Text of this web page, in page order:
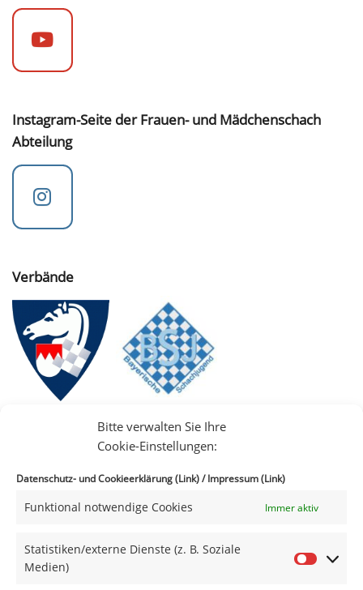
Bitte verwalten Sie Ihre
Cookie-Einstellungen:
Datenschutz- und Cookieerklärung (Link)/Impressum (Link)
Funktional notwendige Cookies Immer aktiv
Statistiken/externe Dienste (z. B. Soziale
Medien)
Instagram-Seite der Frauen- und Mädchenschach
Abteilung
Verbände